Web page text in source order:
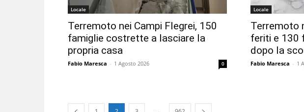
Locale
Terremoto nei Campi Flegrei, 150
famiglie costrette a lasciare la
propria casa
Fabio Maresca - 1 Agosto 2026 0
Locale
Terremoto
feriti e 130
dopo la
Fabio Maresca - 1